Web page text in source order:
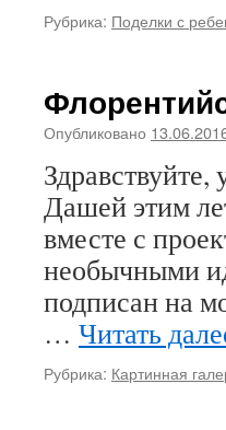
Рубрика: Поделки с
Опубликовано
Дашей этим
вместе с
необычными
подписан на
… Читать
Рубрика: Картинная